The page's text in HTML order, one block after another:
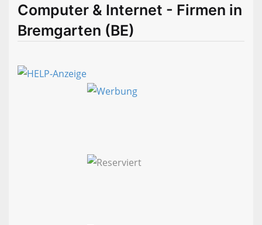
Computer & Internet - Firmen in
Bremgarten (BE)